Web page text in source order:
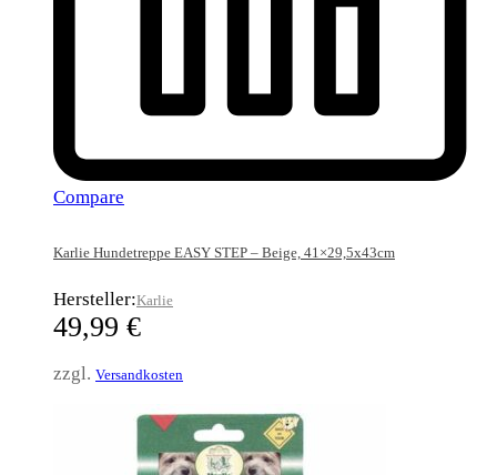
Compare
Karlie Hundetreppe EASY STEP – Beige, 41×29,5x43cm
Hersteller:Karlie
49,99 €
zzgl. Versandkosten